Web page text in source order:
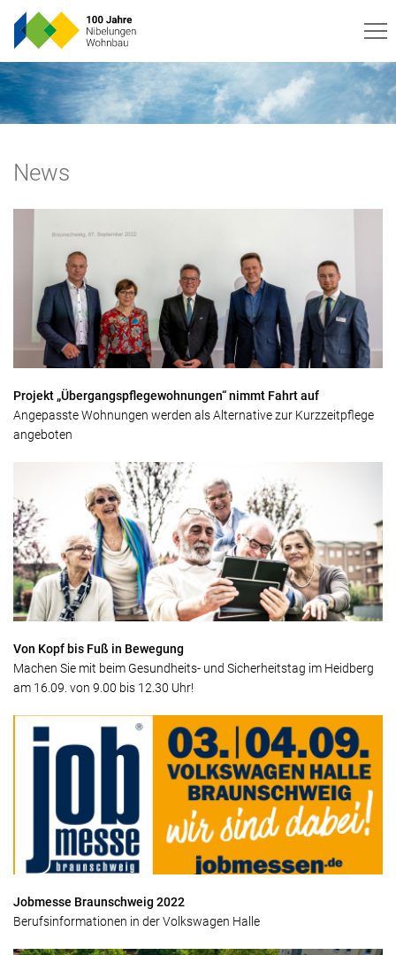
News
Projekt „Übergangspflegewohnungen“ nimmt Fahrt auf
Angepasste Wohnungen werden als Alternative zur Kurzzeitpflege
angeboten
Von Kopf bis Fuß in Bewegung
Machen Sie mit beim Gesundheits- und Sicherheitstag im Heidberg
am 16.09. von 9.00 bis 12.30 Uhr!
Jobmesse Braunschweig 2022
Berufsinformationen in der Volkswagen Halle